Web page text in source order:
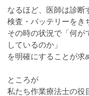
なるほど、医師は診断
検査・バッテリーをき
その時の状況で「何が
しているのか」
を明確にすることが求
ところが
私たち作業療法士の役